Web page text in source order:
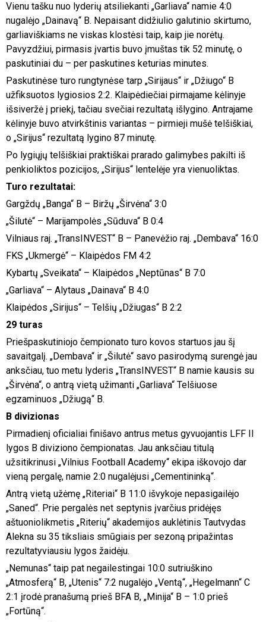
Vienu tašku nuo lyderių atsiliekanti „Garliava“ namie 4:0
nugalėjo „Dainavą“ B. Nepaisant didžiulio galutinio skirtumo,
garliaviškiams ne viskas klostėsi taip, kaip jie norėtų.
Pavyzdžiui, pirmasis įvartis buvo įmuštas tik 52 minutę, o
paskutiniai du – per paskutines keturias minutes.
Paskutinėse turo rungtynėse tarp „Sirijaus“ ir „Džiugo“ B
užfiksuotos lygiosios 2:2. Klaipėdiečiai pirmajame kėlinyje
išsiveržė į priekį, tačiau svečiai rezultatą išlygino. Antrajame
kėlinyje buvo atvirkštinis variantas – pirmieji mušė telšiškiai,
o „Sirijus“ rezultatą lygino 87 minutę.
Po lygiųjų telšiškiai praktiškai prarado galimybes pakilti iš
penkioliktos pozicijos, „Sirijus“ lentelėje yra vienuoliktas.
Turo rezultatai:
Gargždų „Banga“ B – Biržų „Širvėna“ 3:0
„Šilutė“ – Marijampolės „Sūduva“ B 0:4
Vilniaus raj. „TransINVEST“ B – Panevėžio raj. „Dembava“ 16:0
FKS „Ukmergė“ – Klaipėdos FM 4:2
Kybartų „Sveikata“ – Klaipėdos „Neptūnas“ B 7:0
„Garliava“ – Alytaus „Dainava“ B 4:0
Klaipėdos „Sirijus“ – Telšių „Džiugas“ B 2:2
29 turas
Priešpaskutiniojo čempionato turo kovos startuos jau šį
savaitgalį. „Dembava“ ir „Šilutė“ savo pasirodymą surengė jau
anksčiau, tuo metu lyderis „TransINVEST“ B namie kausis su
„Širvėna“, o antrą vietą užimanti „Garliava“ Telšiuose
egzaminuos „Džiugą“ B.
B divizionas
Pirmadienį oficialiai finišavo antrus metus gyvuojantis LFF II
lygos B diviziono čempionatas. Jau anksčiau titulą
užsitikrinusi „Vilnius Football Academy“ ekipa iškovojo dar
vieną pergalę, namie 2:0 nugalėjusi „Cementininką“.
Antrą vietą užėmę „Riteriai“ B 11:0 išvykoje nepasigailėjo
„Saned“. Prie pergalės net septynis įvarčius pridėjęs
aštuoniolikmetis „Riterių“ akademijos auklėtinis Tautvydas
Alekna su 35 tiksliais smūgiais per sezoną pripažintas
rezultatyviausiu lygos žaidėju.
„Nemunas“ taip pat negailestingai 10:0 sutriuškino
„Atmosferą“ B, „Utenis“ 7:2 nugalėjo „Ventą“, „Hegelmann“ C
2:1 įrodė pranašumą prieš BFA B, „Minija“ B – 1:0 prieš
„Fortūną“.